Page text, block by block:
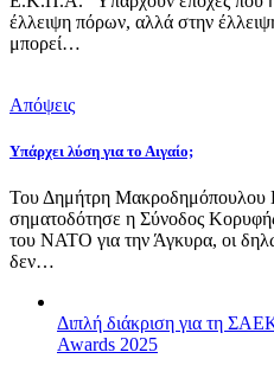
έλλειψη πόρων, αλλά στην
μπορεί…
Απόψεις
Υπάρχει λύση για το Αιγαίο;
Του Δημήτρη Μακροδημόπουλου
σηματοδότησε η Σύνοδος
του ΝΑΤΟ για την Άγκυρα, οι
δεν…
Διπλή διάκριση για τη
Awards 2025